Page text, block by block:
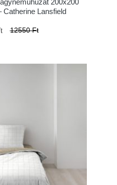
200x200
Catherine Lansfield
12550 Ft